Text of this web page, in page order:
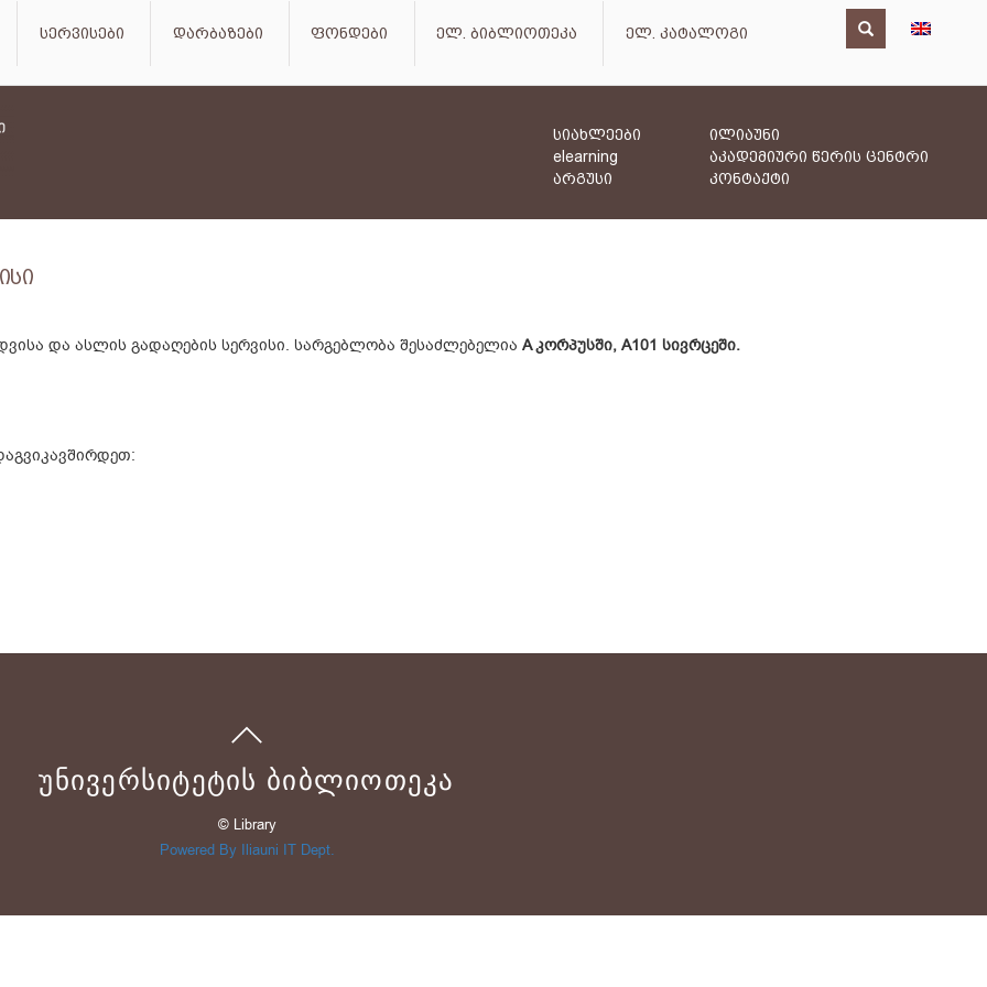
სერვისები დარბაზები ფონდები ელ. ბიბლიოთეკა ელ. კატალოგი
სიახლეები
elearning
არგუსი
ილიაუნი
აკადემიური წერის ცენტრი
კონტაქტი
და ასლის გადაღების სერვისი. სარგებლობა შესაძლებელია A კორპუსში, A101 სივრცეში.
ᲣᲜᲘᲕᲔᲠᲡᲘᲢᲔᲢᲘᲡ ᲑᲘᲑᲚᲘᲝᲗᲔᲙᲐ
© Library
Powered By Iliauni IT Dept.